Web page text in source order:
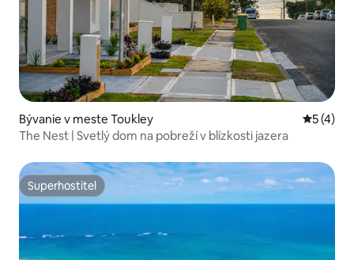
Bývanie v meste Toukley
5 (4)
The Nest | Svetlý dom na pobreží v blízkosti jazera
Superhostiteľ
Superhostiteľ